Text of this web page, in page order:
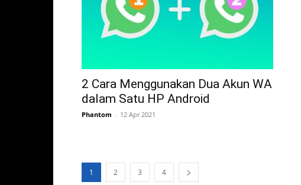
2 Cara Menggunakan Dua Akun WA
dalam Satu HP Android
Phantom - 12 Apr 2021
1 2 3 4